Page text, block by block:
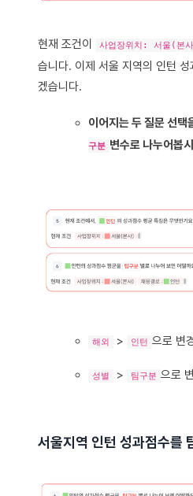
현재 조건이 사업장위치: 서울(본
습니다. 이제 서울 지역의 인턴
겠습니다.
이어지는 두 질문 선택
구분 변수로 나누어봅
해외 > 인턴 으로 변
성별 > 팀구분 으로
서울지역 인턴 성과점수를